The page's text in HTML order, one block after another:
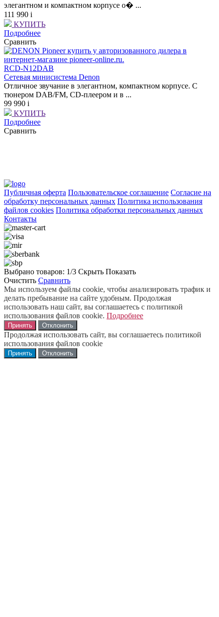
элегантном и компактном корпусе о� ...
111 990 i
КУПИТЬ
Подробнее
Сравнить
RCD-N12DAB
Сетевая минисистема Denon
Отличное звучание в элегантном, компактном корпусе. С
тюнером DAB/FM, CD-плеером и в ...
99 990 i
КУПИТЬ
Подробнее
Сравнить
Публичная оферта Пользовательское соглашение Согласие на
обработку персональных данных Политика использования
файлов cookies Политика обработки персональных данных
Контакты
Выбрано товаров: 1/3 Скрыть Показать
Очистить Сравнить
Мы используем файлы cookie, чтобы анализировать трафик и
делать пребывание на сайте удобным. Продолжая
использовать наш сайт, вы соглашаетесь с политикой
использования файлов cookie. Подробнее
Принять Отклонить
Продолжая использовать сайт, вы соглашаетесь политикой
использования файлов cookie
Принять Отклонить